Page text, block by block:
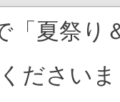
夏祭り
ださい